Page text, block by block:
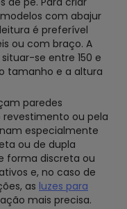
com abajur
é preferível
ou com braço. A
se entre 150 e
tamanho e a altura
paredes
revestimento ou pela
especialmente
ou de dupla
forma discreta ou
e, no caso de
as luzes para
mais precisa.